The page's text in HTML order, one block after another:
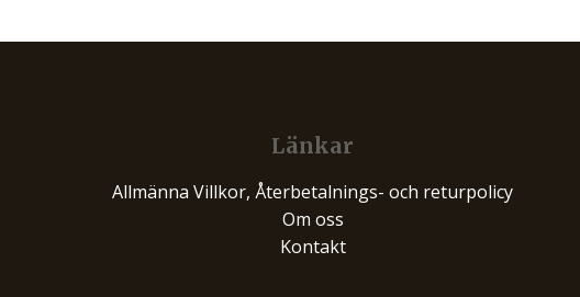
Länkar
Allmänna Villkor, Återbetalnings- och returpolicy
Om oss
Kontakt